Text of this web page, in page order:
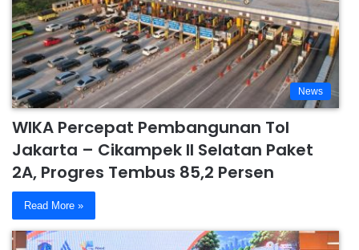
News
WIKA Percepat Pembangunan Tol
Jakarta – Cikampek II Selatan Paket
2A, Progres Tembus 85,2 Persen
Read More »